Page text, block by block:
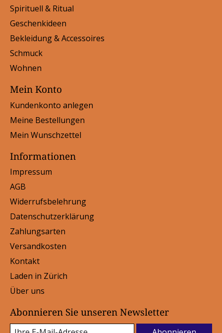
Spirituell & Ritual
Geschenkideen
Bekleidung & Accessoires
Schmuck
Wohnen
Mein Konto
Kundenkonto anlegen
Meine Bestellungen
Mein Wunschzettel
Informationen
Impressum
AGB
Widerrufsbelehrung
Datenschutzerklärung
Zahlungsarten
Versandkosten
Kontakt
Laden in Zürich
Über uns
Abonnieren Sie unseren Newsletter